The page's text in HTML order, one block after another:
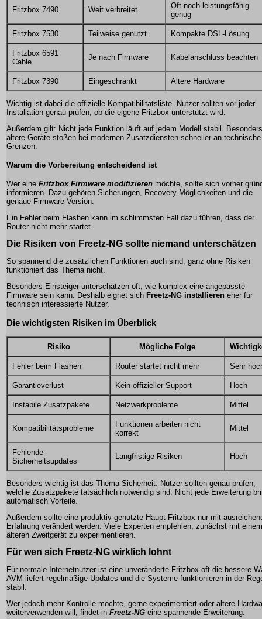
Fritzbox 7490 Weit verbreitet
Oft noch leistungsfähig
genug
Fritzbox 7530 Teilweise genutzt Kompakte DSL-Lösung
Fritzbox 6591
Cable
Je nach Firmware Kabelanschluss beachten
Fritzbox 7390 Eingeschränkt Ältere Hardware
Wichtig ist dabei die offizielle Kompatibilitätsliste. Nutzer sollten vor jeder
Installation genau prüfen, ob die eigene Fritzbox unterstützt wird.
Außerdem gilt: Nicht jede Funktion läuft auf jedem Modell stabil. Besonders
ältere Geräte stoßen bei modernen Zusatzdiensten schneller an technische
Grenzen.
Warum die Vorbereitung entscheidend ist
Wer eine Fritzbox Firmware modifizieren möchte, sollte sich vorher
informieren. Dazu gehören Sicherungen, Recovery-Möglichkeiten und die
genaue Firmware-Version.
Ein Fehler beim Flashen kann im schlimmsten Fall dazu führen, dass der
Router nicht mehr startet.
Die Risiken von Freetz-NG sollte niemand unterschätzen
So spannend die zusätzlichen Funktionen auch sind, ganz ohne Risiken
funktioniert das Thema nicht.
Besonders Einsteiger unterschätzen oft, wie komplex eine angepasste
Firmware sein kann. Deshalb eignet sich Freetz-NG installieren eher für
technisch interessierte Nutzer.
Die wichtigsten Risiken im Überblick
Risiko Mögliche Folge
Fehler beim Flashen Router startet nicht mehr Sehr
Garantieverlust Kein offizieller Support Hoch
Instabile Zusatzpakete Netzwerkprobleme Mittel
Kompatibilitätsprobleme
Funktionen arbeiten nicht
korrekt
Mittel
Fehlende
Sicherheitsupdates
Langfristige Risiken Hoch
Besonders wichtig ist das Thema Sicherheit. Nutzer sollten genau prüfen,
welche Zusatzpakete tatsächlich notwendig sind. Nicht jede Erweiterung
automatisch Vorteile.
Außerdem sollte eine produktiv genutzte Haupt-Fritzbox nur mit
Erfahrung verändert werden. Viele Experten empfehlen, zunächst mit einem
älteren Zweitgerät zu experimentieren.
Für wen sich Freetz-NG wirklich lohnt
Für normale Internetnutzer ist eine unveränderte Fritzbox oft die bessere
AVM liefert regelmäßige Updates und die Systeme funktionieren in der
stabil.
Wer jedoch mehr Kontrolle möchte, gerne experimentiert oder ältere
weiterverwenden will, findet in Freetz-NG eine spannende Erweiterung.